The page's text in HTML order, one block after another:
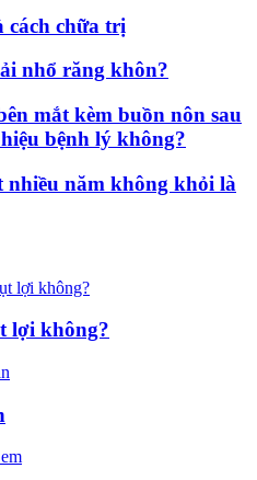
cách chữa trị
nhổ răng khôn?
mắt kèm buồn nôn sau
bệnh lý không?
nhiều năm không khỏi là
lợi không?